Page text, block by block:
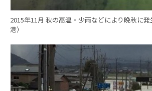
2015年11月 秋の高温・少雨などにより晩秋に
港）